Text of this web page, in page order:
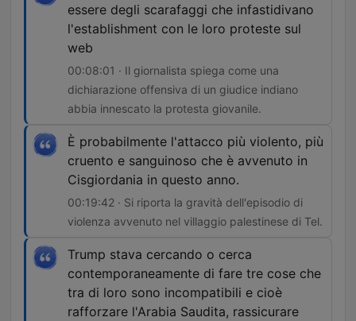
essere degli scarafaggi che infastidivano
l'establishment con le loro proteste sul
web
00:08:01 · Il giornalista spiega come una
dichiarazione offensiva di un giudice indiano
abbia innescato la protesta giovanile.
È probabilmente l'attacco più violento, più
cruento e sanguinoso che è avvenuto in
Cisgiordania in questo anno.
00:19:42 · Si riporta la gravità dell'episodio di
violenza avvenuto nel villaggio palestinese di Tel.
Trump stava cercando o cerca
contemporaneamente di fare tre cose che
tra di loro sono incompatibili e cioè
rafforzare l'Arabia Saudita, rassicurare